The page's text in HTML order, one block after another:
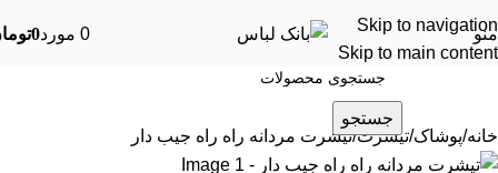
Skip to navigation
Skip to main content
منو 0 مورد0
جستجو
خانه پوشاک تیشرت تیشرت مردانه راه راه جیب دار